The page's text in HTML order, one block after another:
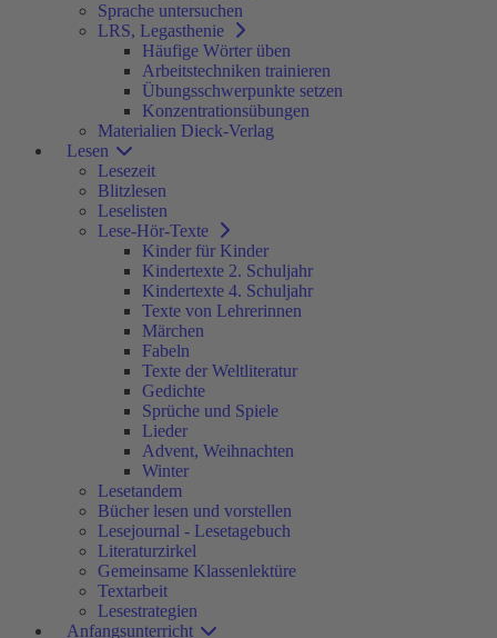
Sprache untersuchen
LRS, Legasthenie
Häufige Wörter üben
Arbeitstechniken trainieren
Übungsschwerpunkte setzen
Konzentrationsübungen
Materialien Dieck-Verlag
Lesen
Lesezeit
Blitzlesen
Leselisten
Lese-Hör-Texte
Kinder für Kinder
Kindertexte 2. Schuljahr
Kindertexte 4. Schuljahr
Texte von Lehrerinnen
Märchen
Fabeln
Texte der Weltliteratur
Gedichte
Sprüche und Spiele
Lieder
Advent, Weihnachten
Winter
Lesetandem
Bücher lesen und vorstellen
Lesejournal - Lesetagebuch
Literaturzirkel
Gemeinsame Klassenlektüre
Textarbeit
Lesestrategien
Anfangsunterricht